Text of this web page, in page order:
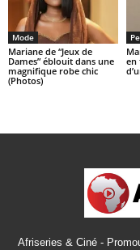
Mode
Mariane de “Jeux de
Dames” éblouit dans une
magnifique robe chic
(Photos)
en
Afriseries & Ciné -